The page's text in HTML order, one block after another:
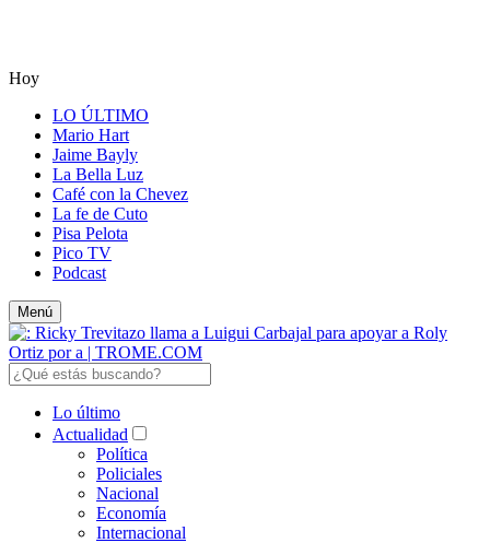
Hoy
LO ÚLTIMO
Mario Hart
Jaime Bayly
La Bella Luz
Café con la Chevez
La fe de Cuto
Pisa Pelota
Pico TV
Podcast
Menú
Lo último
Actualidad
Política
Policiales
Nacional
Economía
Internacional